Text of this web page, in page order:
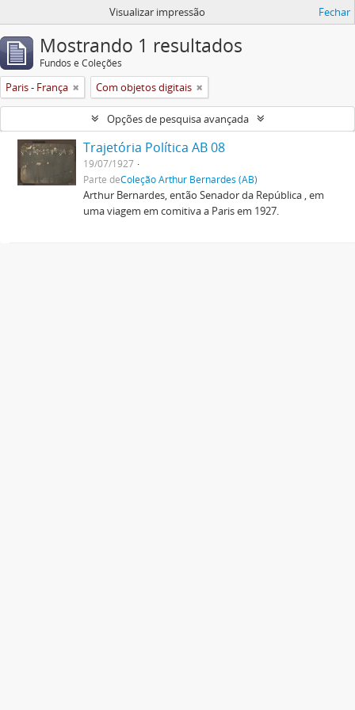
Visualizar impressão Fechar
Mostrando 1 resultados
Fundos e Coleções
Paris - França Com objetos digitais
Opções de pesquisa avançada
Trajetória Política AB 08
19/07/1927
Parte deColeção Arthur Bernardes (AB)
Arthur Bernardes, então Senador da República , em
uma viagem em comitiva a Paris em 1927.